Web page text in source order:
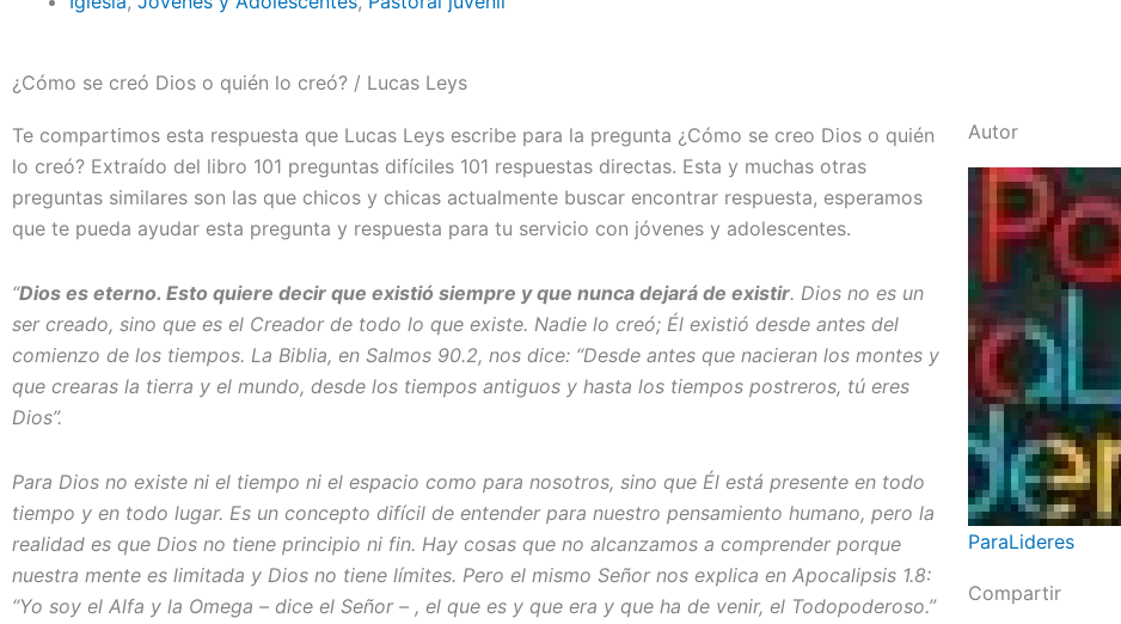
¿Cómo se creó Dios o quién lo creó? / Lucas Leys
Te compartimos esta respuesta que Lucas Leys escribe para la pregunta ¿Cómo se creo Dios o quién
lo creó? Extraído del libro 101 preguntas difíciles 101 respuestas directas. Esta y muchas otras
preguntas similares son las que chicos y chicas actualmente buscar encontrar respuesta, esperamos
que te pueda ayudar esta pregunta y respuesta para tu servicio con jóvenes y adolescentes.
“Dios es eterno. Esto quiere decir que existió siempre y que nunca dejará de existir. Dios no es un
ser creado, sino que es el Creador de todo lo que existe. Nadie lo creó; Él existió desde antes del
comienzo de los tiempos. La Biblia, en Salmos 90.2, nos dice: “Desde antes que nacieran los montes y
que crearas la tierra y el mundo, desde los tiempos antiguos y hasta los tiempos postreros, tú eres
Dios”.
Para Dios no existe ni el tiempo ni el espacio como para nosotros, sino que Él está presente en todo
tiempo y en todo lugar. Es un concepto difícil de entender para nuestro pensamiento humano, pero la
realidad es que Dios no tiene principio ni fin. Hay cosas que no alcanzamos a comprender porque
nuestra mente es limitada y Dios no tiene límites. Pero el mismo Señor nos explica en Apocalipsis 1.8:
“Yo soy el Alfa y la Omega – dice el Señor – , el que es y que era y que ha de venir, el Todopoderoso.”
Autor
ParaLideres
Compartir